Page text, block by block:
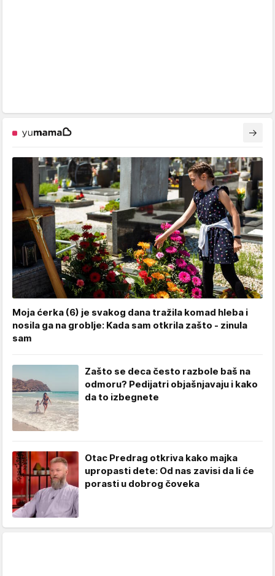
Moja ćerka (6) je svakog dana tražila komad hleba i
nosila ga na groblje: Kada sam otkrila zašto - zinula
sam
Zašto se deca često razbole baš na
odmoru? Pedijatri objašnjavaju i kako
da to izbegnete
Otac Predrag otkriva kako majka
upropasti dete: Od nas zavisi da li će
porasti u dobrog čoveka